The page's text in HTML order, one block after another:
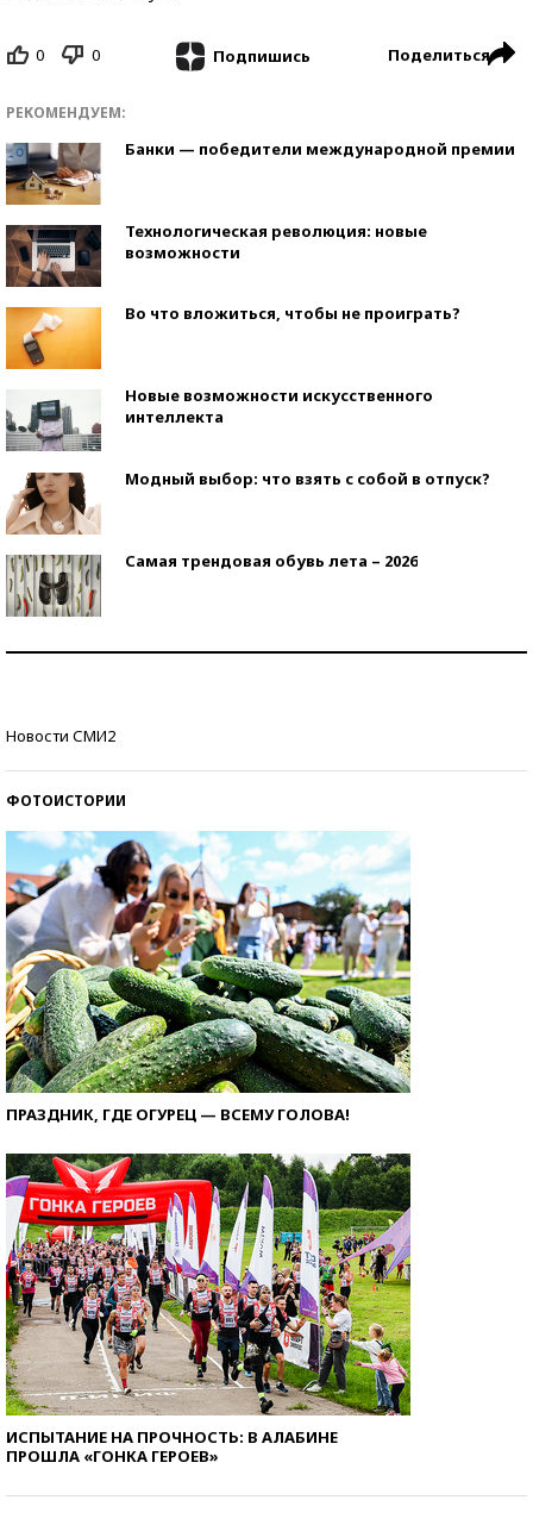
0 0 Подпишись Поделиться
РЕКОМЕНДУЕМ:
Банки — победители международной премии
Технологическая революция: новые
возможности
Во что вложиться, чтобы не проиграть?
Новые возможности искусственного
интеллекта
Модный выбор: что взять с собой в отпуск?
Самая трендовая обувь лета – 2026
Новости СМИ2
ФОТОИСТОРИИ
ПРАЗДНИК, ГДЕ ОГУРЕЦ — ВСЕМУ ГОЛОВА!
ИСПЫТАНИЕ НА ПРОЧНОСТЬ: В АЛАБИНЕ
ПРОШЛА «ГОНКА ГЕРОЕВ»